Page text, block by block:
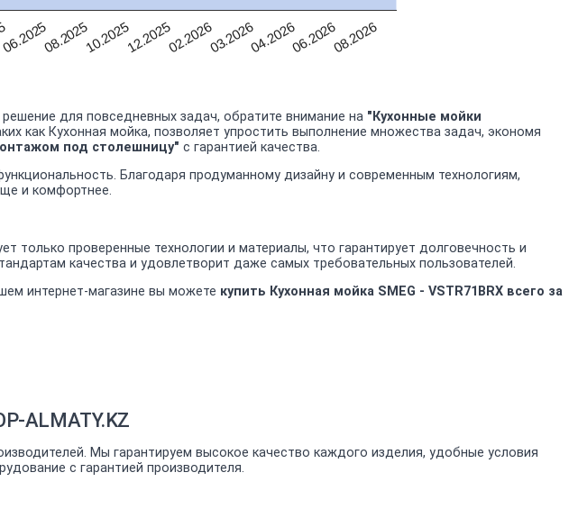
06.202508.202510.202512.202502.202603.202604.202606.202608.2026
для повседневных задач, обратите внимание на "Кухонные мойки
как Кухонная мойка, позволяет упростить выполнение множества задач, экономя
под столешницу" с гарантией качества.
Благодаря продуманному дизайну и современным технологиям,
и комфортнее.
только проверенные технологии и материалы, что гарантирует долговечность и
качества и удовлетворит даже самых требовательных пользователей.
интернет-магазине вы можете купить Кухонная мойка SMEG - VSTR71BRX всего за
ALMATY.KZ
Мы гарантируем высокое качество каждого изделия, удобные условия
с гарантией производителя.